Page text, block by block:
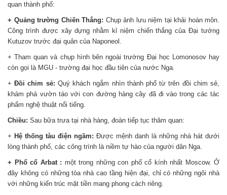
quan thành phố:
+ Quảng trường Chiến Thắng: Chụp ảnh lưu niệm tại khải hoàn môn.
Công trình được xây dựng nhằm kỉ niệm chiến thắng của Đại tướng
Kutuzov trước đại quân của Naponeol.
+ Tham quan và chụp hình bên ngoài trường Đại học Lomonosov hay
còn gọi là MGU - trường đại học đầu tiên của nước Nga.
+Đồi chim sẻ: Quý khách ngắm nhìn thành phố từ trên đồi chim sẻ,
khám phá vườn táo với con đường hàng cây đã đi vào trong các tác
phẩm nghệ thuật nổi tiếng.
Chiều: Sau bữa trưa tại nhà hàng, đoàn tiếp tục thăm quan:
+ Hệ thống tàu điện ngầm: Được mệnh danh là những nhà hát dưới
lòng thành phố, các công trình là niềm tự hào của người dân Nga.
+ Phổ cổ Arbat : một trong những con phố cổ kính nhất Moscow. Ở
đây không có những tòa nhà cao tầng hiện đại, chỉ có những ngôi nhà
với những kiến trúc mặt tiền mang phong cách riêng.